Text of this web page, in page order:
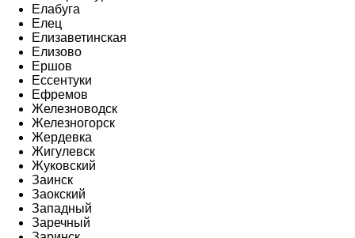
Елабуга
Елец
Елизаветинская
Елизово
Ершов
Ессентуки
Ефремов
Железноводск
Железногорск
Жердевка
Жигулевск
Жуковский
Заинск
Заокский
Западный
Заречный